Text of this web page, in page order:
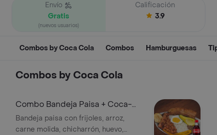
Envío
Gratis
(nuevos usuarios)
Calificación
3.9
Combos by Coca Cola Combos Hamburguesas
Combos by Coca Cola
Combo Bandeja Paisa + Coca-
Cola Sabor Original 450 ml
Bandeja paisa con frijoles, arroz,
carne molida, chicharrón, huevo,